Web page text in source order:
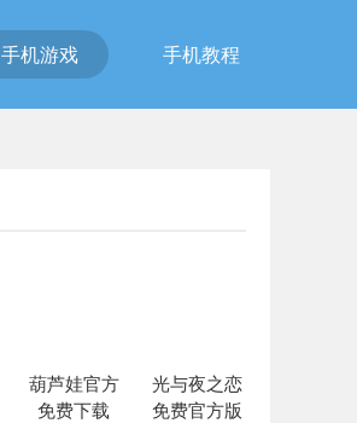
手机游戏 手机教程
葫芦娃官方
免费下载
光与夜之恋
免费官方版